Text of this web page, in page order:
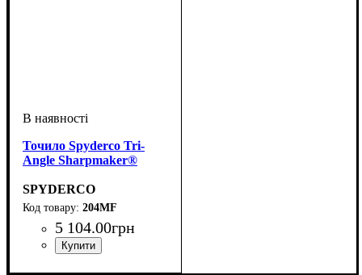
Точило Spyderco Tri-
Angle Sharpmaker®
SPYDERCO
204MF
5 104.00грн